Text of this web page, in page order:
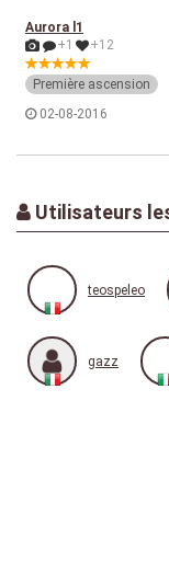
Aurora l1
+1
+12
Première ascension
02-08-2016
Utilisateurs
teospeleo
gazz